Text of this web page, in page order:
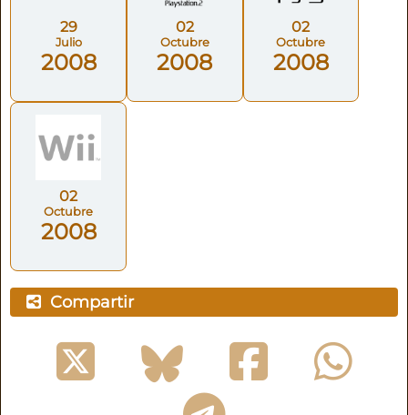
29
Julio
2008
02
Octubre
2008
02
Octubre
2008
02
Octubre
2008
Compartir